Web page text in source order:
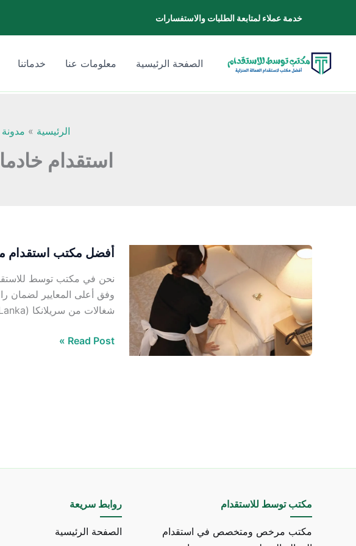
خدمة عملاء لمتابعة الطلبات والاستفسارات
المحتوى
الصفحة الرئيسية
معلومات عنا خدماتنا
الرئيسية مدونة
استقدام
أفضل مكتب استقدام
وفق أعلى المعايير لضمان
شغالات من سريلانكا (Hiring housemaids from Sri Lanka) يعد خيارًا مثاليًا لما يتمتعن به من كفاءة والتزام. نحن نحرص […]
أفضل
استقدام
من
سريلانكا
الرياض
Read Post »
مكتب توسط للاستقدام
مكتب مرخص ومتخصص في استقدام
روابط سريعة
الصفحة الرئيسية